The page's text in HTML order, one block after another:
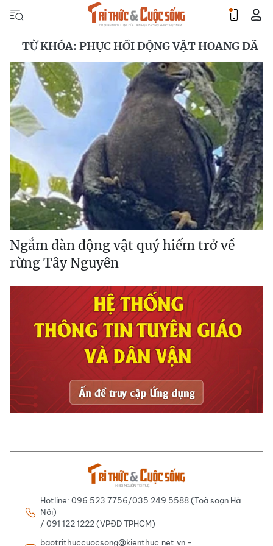
TỪ KHÓA: PHỤC HỒI ĐỘNG VẬT HOANG DÃ
Ngắm dàn động vật quý hiếm trở về
rừng Tây Nguyên
Hotline: 096 523 7756/035 249 5588 (Toà soạn Hà
Nội)
/ 091 122 1222 (VPĐD TPHCM)
baotrithuccuocsong@kienthuc.net.vn -